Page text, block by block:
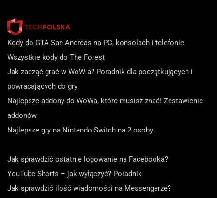
Kody do GTA San Andreas na PC, konsolach i telefonie
Wszystkie kody do The Forest
Jak zacząć grać w WoW-a? Poradnik dla początkujących i
powracających do gry
Najlepsze addony do WoWa, które musisz znać! Zestawienie
addonów
Najlepsze gry na Nintendo Switch na 2 osoby
Jak sprawdzić ostatnie logowanie na Facebooka?
YouTube Shorts – jak wyłączyć? Poradnik
Jak sprawdzić ilość wiadomości na Messengerze?